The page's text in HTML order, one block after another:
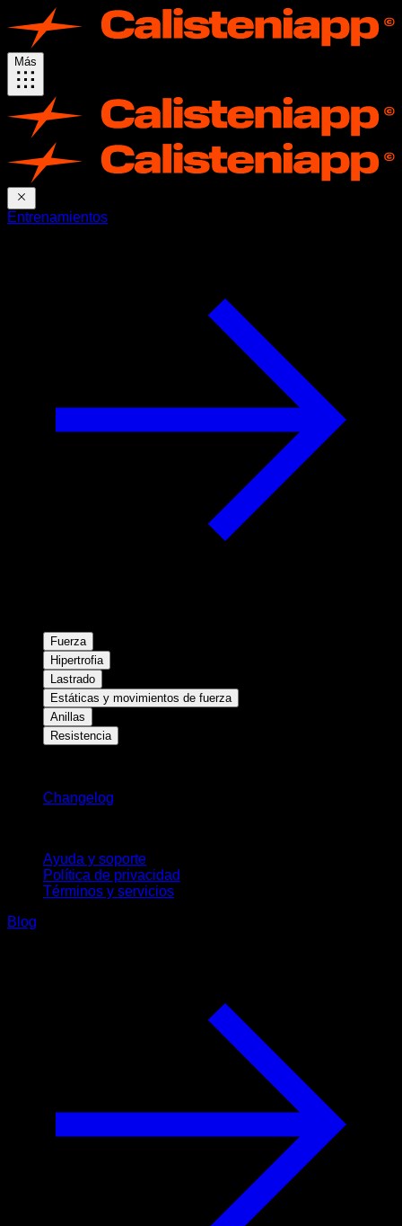
Más
Entrenamientos
Fuerza
Hipertrofia
Lastrado
Estáticas y movimientos de fuerza
Anillas
Resistencia
Changelog
Ayuda y soporte
Política de privacidad
Términos y servicios
Blog